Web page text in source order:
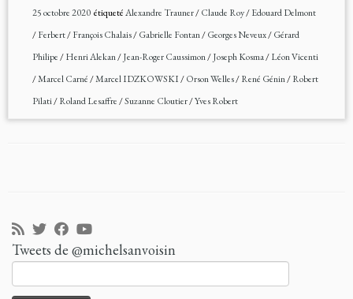
25 octobre 2020étiquetéAlexandre Trauner/Claude Roy/Edouard Delmont
/Ferbert/François Chalais/Gabrielle Fontan/Georges Neveux/Gérard
Philipe/Henri Alekan/Jean-Roger Caussimon/Joseph Kosma/Léon Vicenti
/Marcel Carné/Marcel IDZKOWSKI/Orson Welles/René Génin/Robert
Pilati/Roland Lesaffre/Suzanne Cloutier/Yves Robert
Tweets de @michelsanvoisin